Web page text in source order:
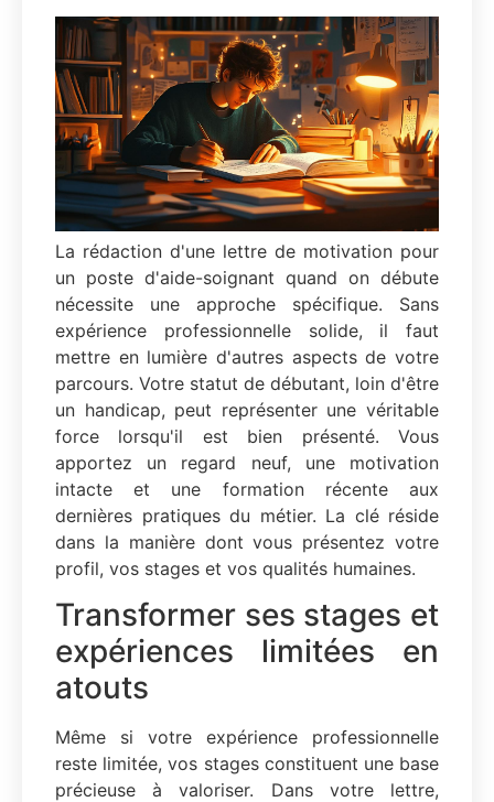
La rédaction d'une lettre de motivation pour
un poste d'aide-soignant quand on débute
nécessite une approche spécifique. Sans
expérience professionnelle solide, il faut
mettre en lumière d'autres aspects de votre
parcours. Votre statut de débutant, loin d'être
un handicap, peut représenter une véritable
force lorsqu'il est bien présenté. Vous
apportez un regard neuf, une motivation
intacte et une formation récente aux
dernières pratiques du métier. La clé réside
dans la manière dont vous présentez votre
profil, vos stages et vos qualités humaines.
Transformer ses stages et
expériences limitées en
atouts
Même si votre expérience professionnelle
reste limitée, vos stages constituent une base
précieuse à valoriser. Dans votre lettre,